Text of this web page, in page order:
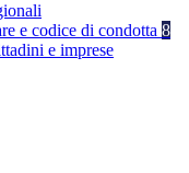
e codice di condotta 8
e imprese